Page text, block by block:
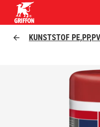
KUNSTSTOF